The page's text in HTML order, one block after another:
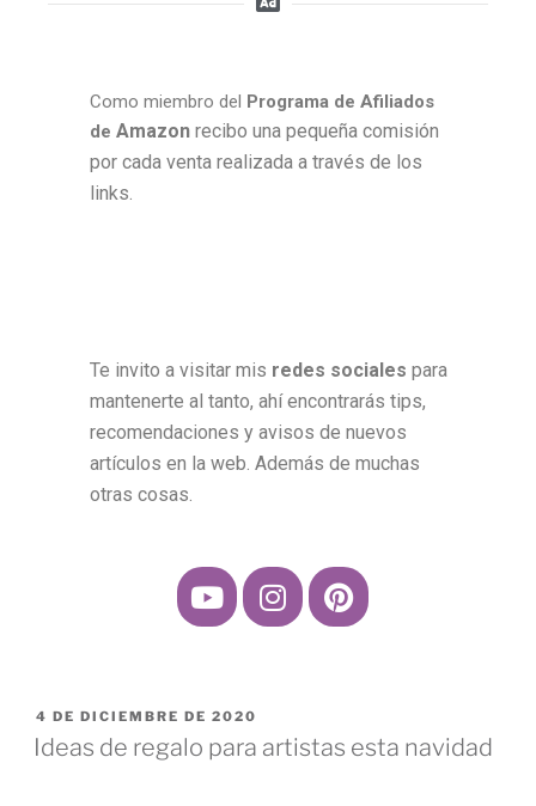
Como miembro del Programa de Afiliados
de Amazon recibo una pequeña comisión
por cada venta realizada a través de los
links.
Te invito a visitar mis redes sociales para
mantenerte al tanto, ahí encontrarás tips,
recomendaciones y avisos de nuevos
artículos en la web. Además de muchas
otras cosas.
4 DE DICIEMBRE DE 2020
Ideas de regalo para artistas esta navidad